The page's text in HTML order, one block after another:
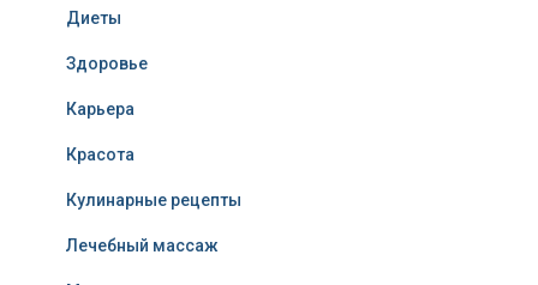
Диеты
Здоровье
Карьера
Красота
Кулинарные рецепты
Лечебный массаж